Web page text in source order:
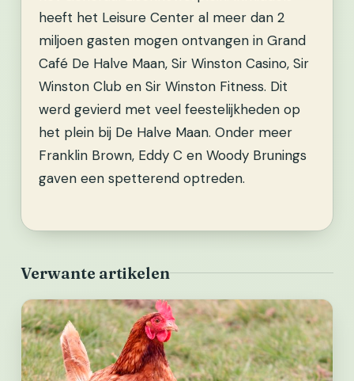
heeft het Leisure Center al meer dan 2
miljoen gasten mogen ontvangen in Grand
Café De Halve Maan, Sir Winston Casino, Sir
Winston Club en Sir Winston Fitness. Dit
werd gevierd met veel feestelijkheden op
het plein bij De Halve Maan. Onder meer
Franklin Brown, Eddy C en Woody Brunings
gaven een spetterend optreden.
Verwante artikelen